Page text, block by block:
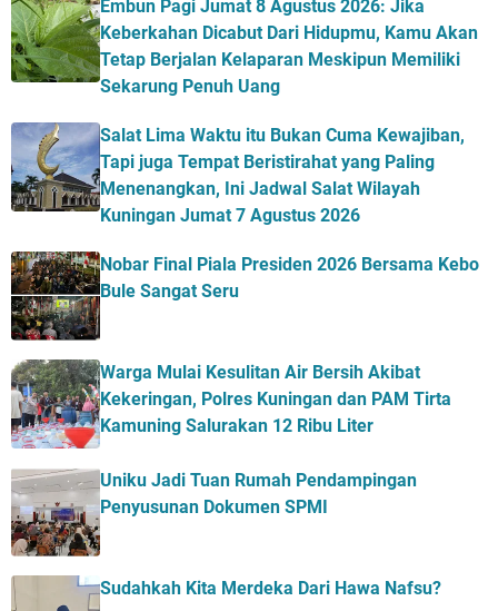
Embun Pagi Jumat 8 Agustus 2026: Jika
Keberkahan Dicabut Dari Hidupmu, Kamu Akan
Tetap Berjalan Kelaparan Meskipun Memiliki
Sekarung Penuh Uang
Salat Lima Waktu itu Bukan Cuma Kewajiban,
Tapi juga Tempat Beristirahat yang Paling
Menenangkan, Ini Jadwal Salat Wilayah
Kuningan Jumat 7 Agustus 2026
Nobar Final Piala Presiden 2026 Bersama Kebo
Bule Sangat Seru
Warga Mulai Kesulitan Air Bersih Akibat
Kekeringan, Polres Kuningan dan PAM Tirta
Kamuning Salurakan 12 Ribu Liter
Uniku Jadi Tuan Rumah Pendampingan
Penyusunan Dokumen SPMI
Sudahkah Kita Merdeka Dari Hawa Nafsu?